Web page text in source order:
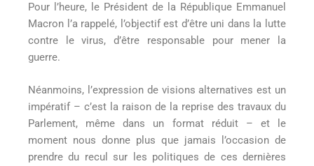
Pour l’heure, le Président de la République Emmanuel
Macron l’a rappelé, l’objectif est d’être uni dans la lutte
contre le virus, d’être responsable pour mener la
guerre.
Néanmoins, l’expression de visions alternatives est un
impératif – c’est la raison de la reprise des travaux du
Parlement, même dans un format réduit – et le
moment nous donne plus que jamais l’occasion de
prendre du recul sur les politiques de ces dernières